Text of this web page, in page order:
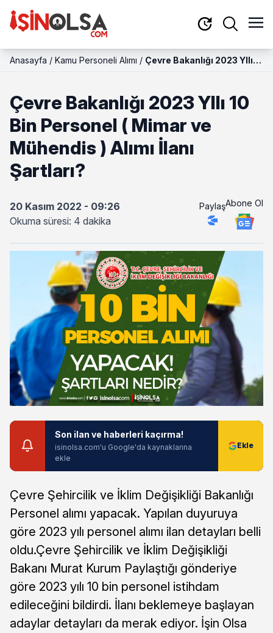
Anasayfa / Kamu Personeli Alımı / Çevre Bakanlığı 2023 YIlı
Şartları?
Çevre Bakanlığı 2023 YIlı 10
Bin Personel ( Mimar ve
Mühendis ) Alımı İlanı
Şartları?
20 Kasım 2022 - 09:26
Okuma süresi: 4 dakika
PaylaşAbone Ol
Son ilan ve haberleri kaçırma!
isinolsa.com'u Google'da kaynaklarına
ekle
Çevre Şehircilik ve İklim Değişikliği Bakanlığı
Personel alımı yapacak. Yapılan duyuruya
göre 2023 yılı personel alımı ilan detayları belli
oldu.Çevre Şehircilik ve İklim Değişikliği
Bakanı Murat Kurum Paylaştığı gönderiye
göre 2023 yılı 10 bin personel istihdam
edileceğini bildirdi. İlanı beklemeye başlayan
adaylar detayları da merak ediyor. İşin Olsa